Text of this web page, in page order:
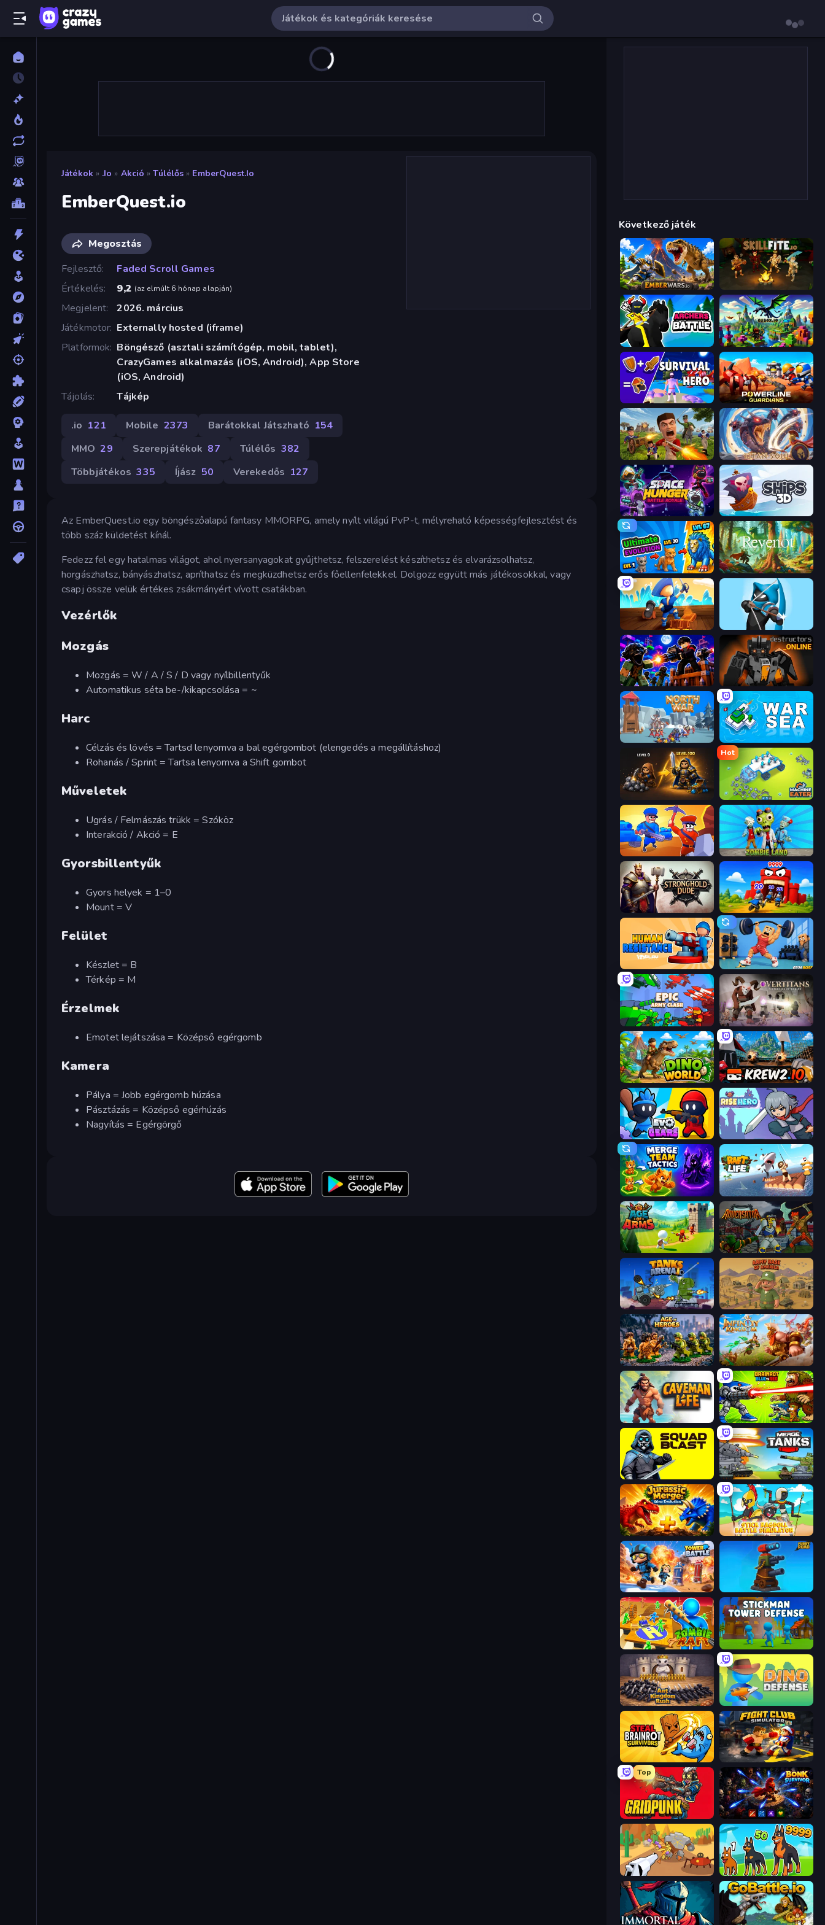
Játékok » .io » Akció » Túlélős » EmberQuest.io
EmberQuest.io
Megosztás
Fejlesztő
Faded Scroll Games
Értékelés
9,2 (az elmúlt 6 hónap alapján)
Megjelent
2026. március
Játékmotor Externally hosted (iframe)
Platformok Böngésző (asztali számítógép, mobil, tablet),
CrazyGames alkalmazás (iOS, Android), App Store
(iOS, Android)
Tájolás
Tájkép
.io 121 Mobile 2373 Barátokkal Játszható 154
MMO 29 Szerepjátékok 87 Túlélős 382
Többjátékos 335 Íjász 50 Verekedős 127
Az EmberQuest.io egy böngészőalapú fantasy MMORPG, amely nyílt világú PvP-t, mélyreható képességfejlesztést és
több száz küldetést kínál.
Fedezz fel egy hatalmas világot, ahol nyersanyagokat gyűjthetsz, felszerelést készíthetsz és elvarázsolhatsz,
horgászhatsz, bányászhatsz, apríthatsz és megküzdhetsz erős főellenfelekkel. Dolgozz együtt más játékosokkal, vagy
csapj össze velük értékes zsákmányért vívott csatákban.
Vezérlők
Mozgás
Mozgás = W / A / S / D vagy nyílbillentyűk
Automatikus séta be-/kikapcsolása = ~
Harc
Célzás és lövés = Tartsd lenyomva a bal egérgombot (elengedés a megállításhoz)
Rohanás / Sprint = Tartsa lenyomva a Shift gombot
Műveletek
Ugrás / Felmászás trükk = Szóköz
Interakció / Akció = E
Gyorsbillentyűk
Gyors helyek = 1–0
Mount = V
Felület
Készlet = B
Térkép = M
Érzelmek
Emotet lejátszása = Középső egérgomb
Kamera
Pálya = Jobb egérgomb húzása
Pásztázás = Középső egérhúzás
Nagyítás = Egérgörgő
Következő játék
EmberWars.io Skillfite.io
Archers Battle Cubox.io
Survival Hero: Merge RPG Powerline Guardians
Redcoats.io Titan Soul: Action RPG
Space Hunger: Battle Royale Ships 3D
Ultimate Evolution Revenot
Captains Idle
Base Obby: Zombie Defense Destructors Online
North War War Sea
Gothic Story RPG
Hot
Machine Eater
Craft and Battle Zombie Land
Stronghold Dude TimeWarriors
Human Resistance Gym Boss
Epic Army Clash Overtitans: Destroyers of Worlds
Dino World Krew.io
Evo Gears Rise Hero
Merge Team Tactics Raft Life
Age Of Arms Adversator
Tanks Arena io: Craft & Combat Army Base Of America
Age of Heroes Infinity Kingdom
Caveman Life Brainrot Blue Vs Red
SquadBlast Merge Master Tanks: Tank Wars
Jurassic Merge: Dino Evolution Stick Ragdoll Battle Simulator
Tower Battle Furry Road
Zombie Raft
Ant Kingdom Rush Dino Defense
Steal Brainrot Survivors Fight Club Simulator
Top
Idle Gun Survivor Dogs vs Aliens